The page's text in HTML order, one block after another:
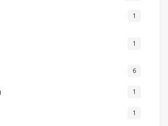
1
1
6
1
1